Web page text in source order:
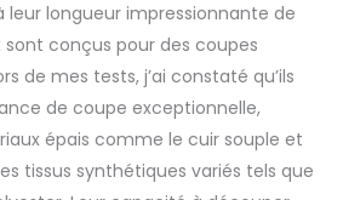
Ciseaux en tissu
résistant. Les lames
sont fabriquées en
acier inoxydable
robuste (58 HRC), de
manière à garantir une
haute résistance lors
leur longueur impressionnante de
conçus pour des coupes
de mes tests, j’ai constaté qu’ils
de coupe exceptionnelle,
épais comme le cuir souple et
tissus synthétiques variés tels que